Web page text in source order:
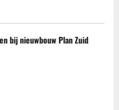
bij nieuwbouw Plan Zuid